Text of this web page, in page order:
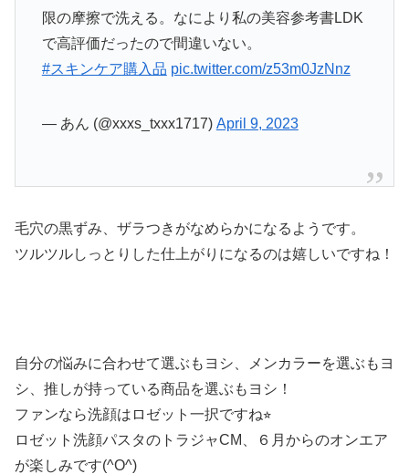
限の摩擦で洗える。なにより私の美容参考書LDK
で高評価だったので間違いない。
#スキンケア購入品 pic.twitter.com/z53m0JzNnz
— あん (@xxxs_txxx1717) April 9, 2023
毛穴の黒ずみ、ザラつきがなめらかになるようです。
ツルツルしっとりした仕上がりになるのは嬉しいですね！
自分の悩みに合わせて選ぶもヨシ、メンカラーを選ぶもヨ
シ、推しが持っている商品を選ぶもヨシ！
ファンなら洗顔はロゼット一択ですね⭐︎
ロゼット洗顔パスタのトラジャCM、６月からのオンエア
が楽しみです(^O^)